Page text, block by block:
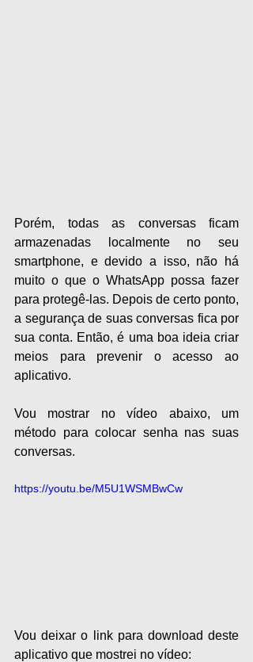
Porém, todas as conversas ficam
armazenadas localmente no seu
smartphone, e devido a isso, não há
muito o que o WhatsApp possa fazer
para protegê-las. Depois de certo ponto,
a segurança de suas conversas fica por
sua conta. Então, é uma boa ideia criar
meios para prevenir o acesso ao
aplicativo.
Vou mostrar no vídeo abaixo, um
método para colocar senha nas suas
conversas.
https://youtu.be/M5U1WSMBwCw
Vou deixar o link para download deste
aplicativo que mostrei no vídeo: